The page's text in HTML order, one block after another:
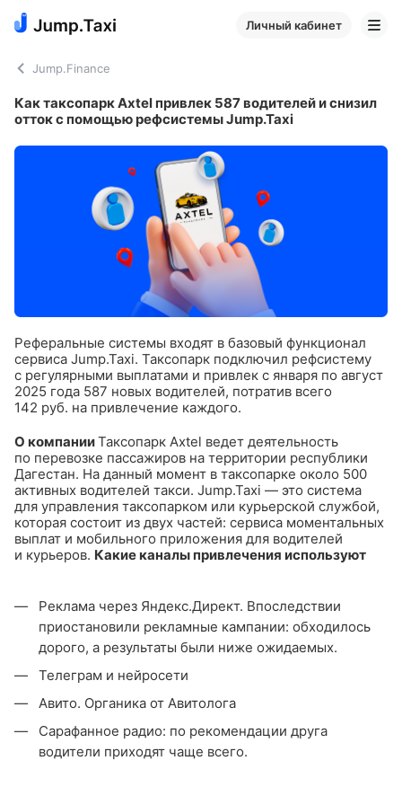
Личный кабинет
Jump.Finance
Как таксопарк Axtel привлек 587 водителей и снизил
отток с помощью рефсистемы Jump.Taxi
Реферальные системы входят в базовый функционал
сервиса Jump.Taxi. Таксопарк подключил рефсистему
с регулярными выплатами и привлек с января по август
2025 года 587 новых водителей, потратив всего
142 руб. на привлечение каждого.
О компанииТаксопарк Axtel ведет деятельность
по перевозке пассажиров на территории республики
Дагестан. На данный момент в таксопарке около 500
активных водителей такси. Jump.Taxi — это система
для управления таксопарком или курьерской службой,
которая состоит из двух частей: сервиса моментальных
выплат и мобильного приложения для водителей
и курьеров. Какие каналы привлечения используют
Реклама через Яндекс.Директ. Впоследствии
приостановили рекламные кампании: обходилось
дорого, а результаты были ниже ожидаемых.
Телеграм и нейросети
Авито. Органика от Авитолога
Сарафанное радио: по рекомендации друга
водители приходят чаще всего.